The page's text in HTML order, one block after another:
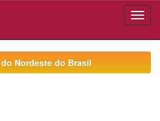
Nordeste do Brasil